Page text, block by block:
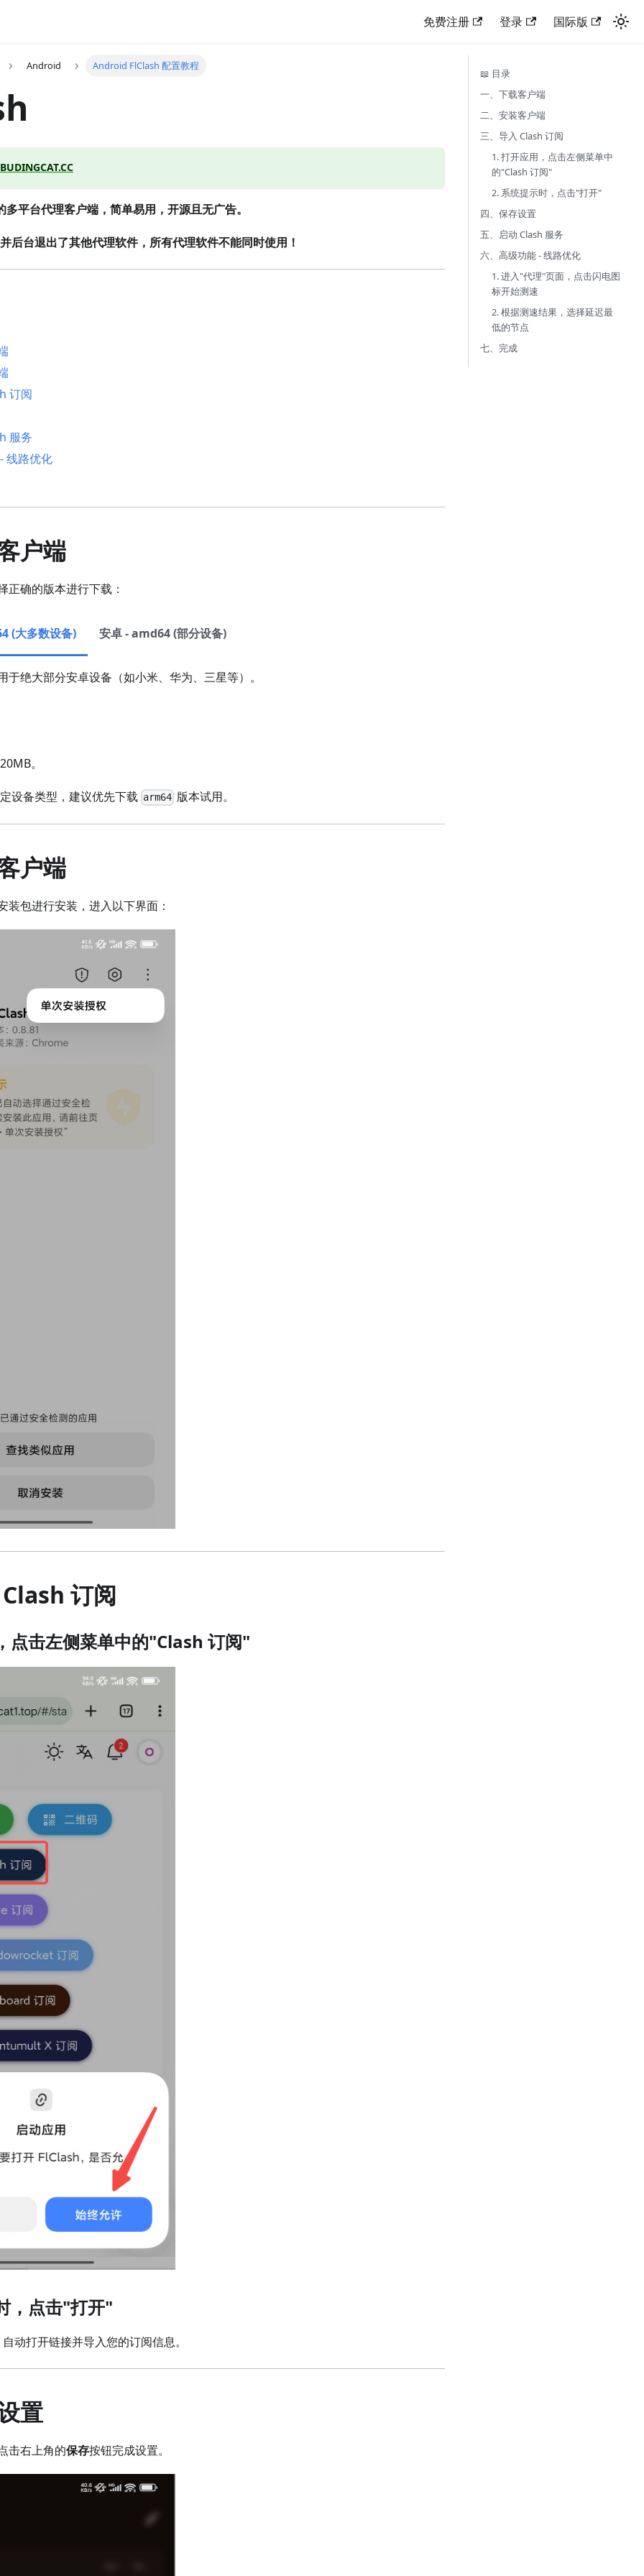
免费注册 登录 国际版
Android Android FlClash 配置教程
平台代理客户端，简单易用，开源且无广告。
后台退出了其他代理软件，所有代理软件不能同时使用！
订阅
服务
线路优化
户端
正确的版本进行下载：
(大多数设备) 安卓 - amd64 (部分设备)
于绝大部分安卓设备（如小米、华为、三星等）。
。
设备类型，建议优先下载 arm64 版本试用。
户端
装包进行安装，进入以下界面：
订阅
点击左侧菜单中的"Clash 订阅"
，点击"打开"
动打开链接并导入您的订阅信息。
置
击右上角的保存按钮完成设置。
📖 目录
一、下载客户端
二、安装客户端
三、导入 Clash 订阅
1. 打开应用，点击左侧菜单中
的"Clash 订阅"
2. 系统提示时，点击"打开"
四、保存设置
五、启动 Clash 服务
六、高级功能 - 线路优化
1. 进入"代理"页面，点击闪电图
标开始测速
2. 根据测速结果，选择延迟最
低的节点
七、完成